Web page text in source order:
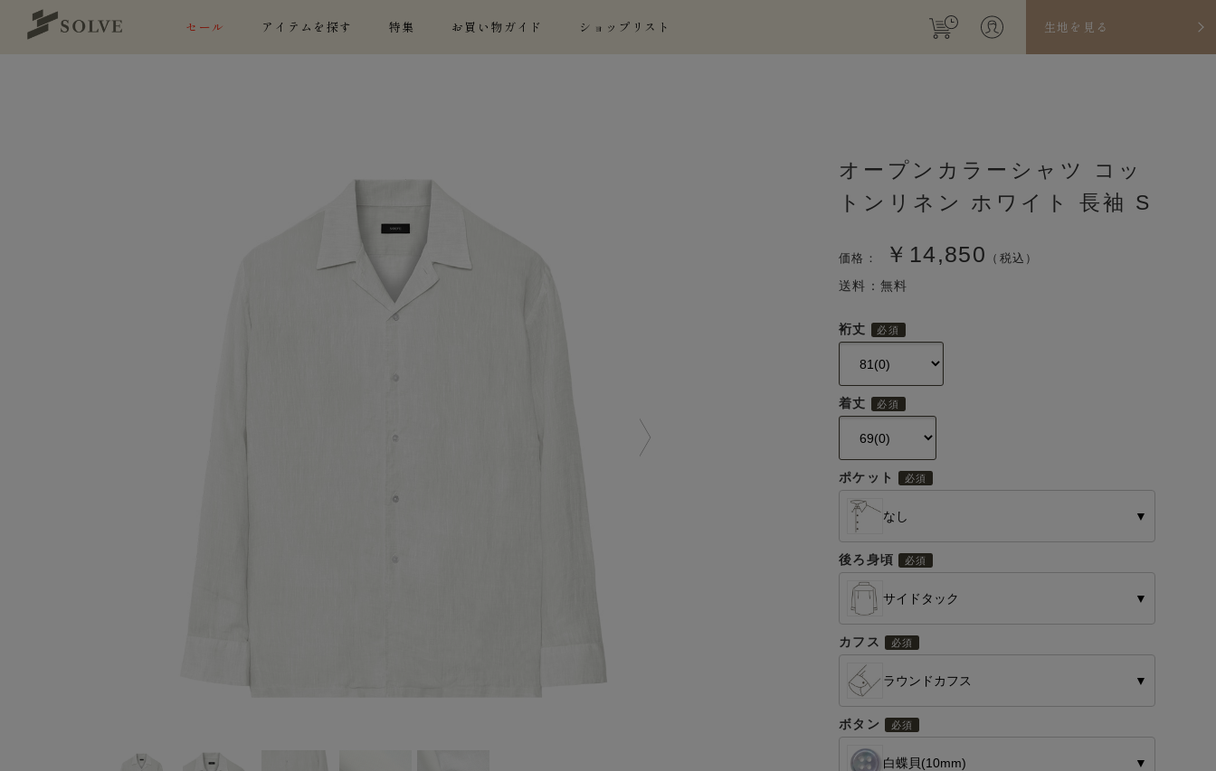
生地を見る
セール アイテムを探す 特集 お買い物ガイド ショップリスト
オープンカラーシャツ コッ
トンリネン ホワイト 長袖 S
価格： ￥14,850 （税込）
送料：無料
裄丈
着丈
ポケット
なし ▼
後ろ身頃
サイドタック ▼
カフス
ラウンドカフス ▼
ボタン
白蝶貝(10mm) ▼